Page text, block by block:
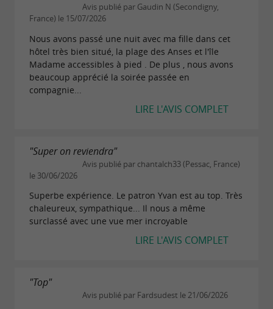
Avis publié par Gaudin N (Secondigny,
France) le 15/07/2026
Nous avons passé une nuit avec ma fille dans cet
hôtel très bien situé, la plage des Anses et l'île
Madame accessibles à pied . De plus , nous avons
beaucoup apprécié la soirée passée en
compagnie...
LIRE L'AVIS COMPLET
"Super on reviendra"
Avis publié par chantalch33 (Pessac, France)
le 30/06/2026
Superbe expérience. Le patron Yvan est au top. Très
chaleureux, sympathique... Il nous a même
surclassé avec une vue mer incroyable
LIRE L'AVIS COMPLET
"Top"
Avis publié par Fardsudest le 21/06/2026